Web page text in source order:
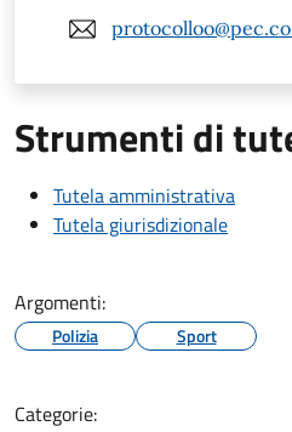
Strumenti di
Tutela amministrativa
Tutela giurisdizionale
Argomenti:
Polizia Sport
Categorie: